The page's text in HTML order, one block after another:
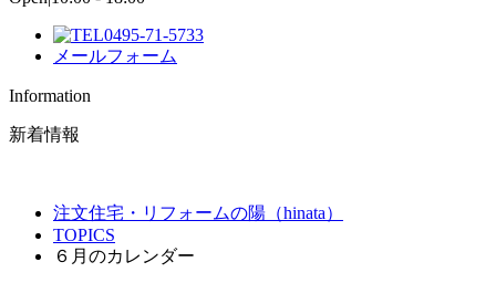
0495-71-5733
メールフォーム
Information
新着情報
注文住宅・リフォームの陽（hinata）
TOPICS
６月のカレンダー